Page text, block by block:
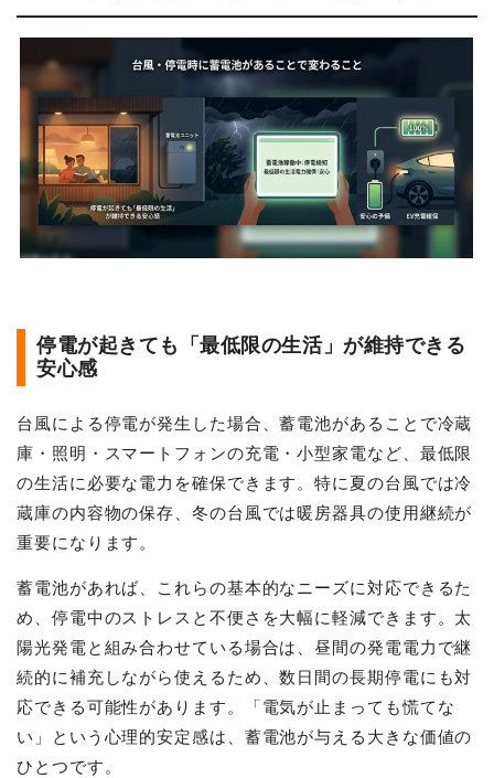
停電が起きても「最低限の生活」が維持できる
安心感
台風による停電が発生した場合、蓄電池があることで冷蔵
庫・照明・スマートフォンの充電・小型家電など、最低限
の生活に必要な電力を確保できます。特に夏の台風では冷
蔵庫の内容物の保存、冬の台風では暖房器具の使用継続が
重要になります。
蓄電池があれば、これらの基本的なニーズに対応できるた
め、停電中のストレスと不便さを大幅に軽減できます。太
陽光発電と組み合わせている場合は、昼間の発電電力で継
続的に補充しながら使えるため、数日間の長期停電にも対
応できる可能性があります。「電気が止まっても慌てな
い」という心理的安定感は、蓄電池が与える大きな価値の
ひとつです。